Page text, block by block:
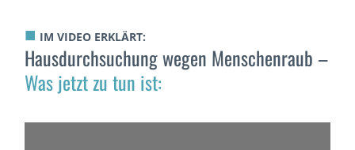
■ IM VIDEO ERKLÄRT:
Hausdurchsuchung wegen Menschenraub –
Was jetzt zu tun ist: